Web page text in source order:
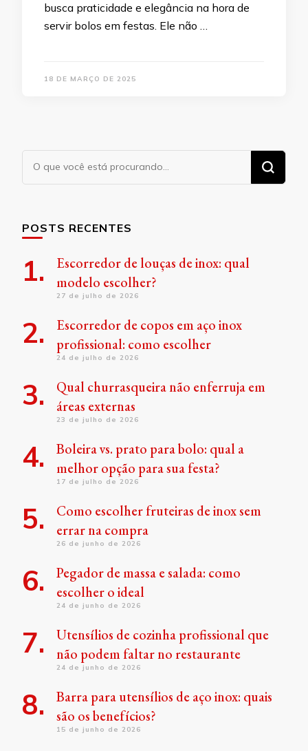
busca praticidade e elegância na hora de
servir bolos em festas. Ele não …
18 DE MARÇO DE 2025
Procurando
algo?
POSTS RECENTES
Escorredor de louças de inox: qual
modelo escolher?
27 de julho de 2026
Escorredor de copos em aço inox
profissional: como escolher
24 de julho de 2026
Qual churrasqueira não enferruja em
áreas externas
23 de julho de 2026
Boleira vs. prato para bolo: qual a
melhor opção para sua festa?
17 de julho de 2026
Como escolher fruteiras de inox sem
errar na compra
26 de junho de 2026
Pegador de massa e salada: como
escolher o ideal
24 de junho de 2026
Utensílios de cozinha profissional que
não podem faltar no restaurante
24 de junho de 2026
Barra para utensílios de aço inox: quais
são os benefícios?
15 de junho de 2026